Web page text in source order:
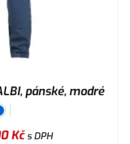
pánské, modré
Kčs DPH